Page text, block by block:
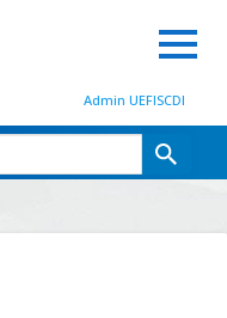
Admin UEFISCDI